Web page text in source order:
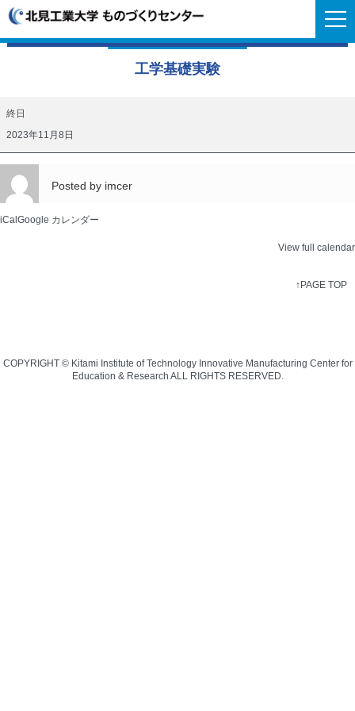
工学基礎実験
工
験
終日
2023年11月8日
Posted by imcer
iCal Google カレンダー
View full calendar
↑PAGE TOP
COPYRIGHT © Kitami Institute of Technology Innovative Manufacturing Center for
Education & Research ALL RIGHTS RESERVED.